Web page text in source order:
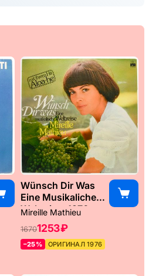
Wünsch Dir Was
Eine Musikaliche
Weltreise, 1976
Mireille Mathieu
16701253 ₽
–25% ОРИГИНАЛ 1976